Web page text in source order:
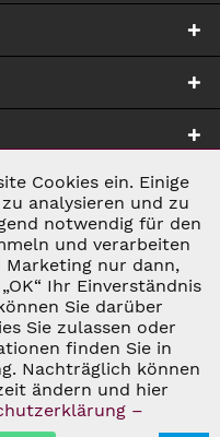
ZZGL.
WENN NICHT
RESERVED. THEME BY
Aktiv
Inaktiv
Inaktiv
Inaktiv
Cookies ein. Einige
analysieren und zu
notwendig für den
und verarbeiten
nur dann,
Ihr Einverständnis
Sie darüber
Sie zulassen oder
finden Sie in
Nachträglich können
ändern und hier
–